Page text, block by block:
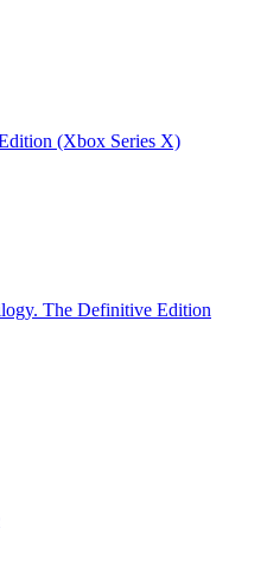
(Xbox Series X)
The Definitive Edition